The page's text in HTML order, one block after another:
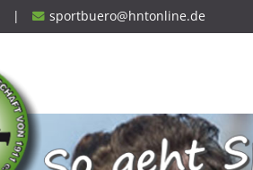
| sportbuero@hntonline.de